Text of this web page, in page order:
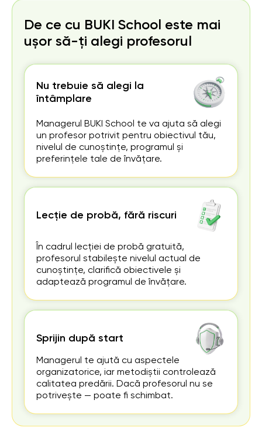
De ce cu BUKI School este mai
ușor să-ți alegi profesorul
Nu trebuie să alegi la
întâmplare
Managerul BUKI School te va ajuta să alegi
un profesor potrivit pentru obiectivul tău,
nivelul de cunoștințe, programul și
preferințele tale de învățare.
Lecție de probă, fără riscuri
În cadrul lecției de probă gratuită,
profesorul stabilește nivelul actual de
cunoștințe, clarifică obiectivele și
adaptează programul de învățare.
Sprijin după start
Managerul te ajută cu aspectele
organizatorice, iar metodiștii controlează
calitatea predării. Dacă profesorul nu se
potrivește — poate fi schimbat.